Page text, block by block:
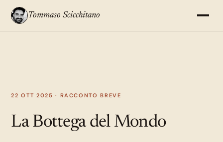
Tommaso Scicchitano
22 OTT 2025 · RACCONTO BREVE
La Bottega del Mondo